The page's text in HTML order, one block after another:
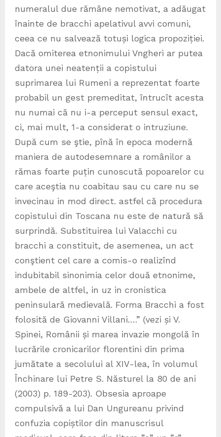
numeralul due rămâne nemotivat, a adăugat
înainte de bracchi apelativul avvi comuni,
ceea ce nu salvează totuși logica propoziției.
Dacă omiterea etnonimului Vngheri ar putea
datora unei neatenții a copistului
suprimarea lui Rumeni a reprezentat foarte
probabil un gest premeditat, întrucît acesta
nu numai că nu i-a perceput sensul exact,
ci, mai mult, 1-a considerat o intruziune.
După cum se ştie, pînă în epoca modernă
maniera de autodesemnare a românilor a
rămas foarte puțin cunoscută popoarelor cu
care aceştia nu coabitau sau cu care nu se
invecinau in mod direct. astfel că procedura
copistului din Toscana nu este de natură să
surprindă. Substituirea lui Valacchi cu
bracchi a constituit, de asemenea, un act
conştient cel care a comis-o realizînd
indubitabil sinonimia celor două etnonime,
ambele de altfel, in uz in cronistica
peninsulară medievală. Forma Bracchi a fost
folosită de Giovanni Villani….” (vezi și V.
Spinei, Românii și marea invazie mongolă în
lucrările cronicarilor florentini din prima
jumătate a secolului al XIV-lea, în volumul
Închinare lui Petre S. Năsturel la 80 de ani
(2003) p. 189-203). Obsesia aproape
compulsivă a lui Dan Ungureanu privind
confuzia copiștilor din manuscrisul